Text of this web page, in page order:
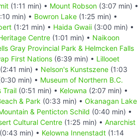
(1:11 min) • Mount Robson (3:07 min) •
min) • Bowron Lake (1:25 min) •
(1:21 min) • Haida Gwaii (3:00 min) •
Centre (1:01 min) • Naikoon
Gray Provincial Park & Helmcken Falls
First Nations (6:39 min) • Lillooet
(2:41 min) • Nelson's Kunstszene (1:03
min) • Museum of Northern B.C.
Trail (0:51 min) • Kelowna (2:07 min) •
& Park (0:33 min) • Okanagan Lake
& Penticton Schild (0:40 min) •
Cultural Centre (1:25 min) • Anarchist
(0:43 min) • Kelowna Innenstadt (1:14